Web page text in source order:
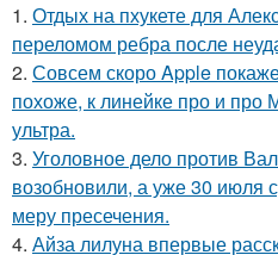
1. Отдых на пхукете для
переломом ребра после
2. Совсем скоро Apple
похоже, к линейке про и про
ультра.
3. Уголовное дело против
возобновили, а уже 30 июля
меру пресечения.
4. Айза лилуна впервые